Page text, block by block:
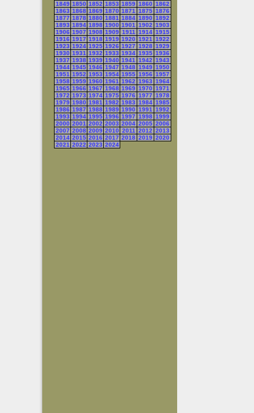
1849 1850 1852 1853 1859 1860 1862
1863 1868 1869 1870 1871 1875 1876
1877 1878 1880 1881 1884 1890 1892
1893 1894 1898 1900 1901 1902 1903
1906 1907 1908 1909 1911 1914 1915
1916 1917 1918 1919 1920 1921
1922
1923 1924 1925 1926 1927 1928 1929
1930 1931 1932 1933 1934 1935 1936
1937 1938 1939 1940 1941 1942 1943
1944 1945 1946 1947 1948 1949 1950
1951 1952 1953 1954 1955 1956 1957
1958 1959 1960 1961 1962 1963 1964
1965 1966 1967 1968 1969 1970 1971
1972 1973 1974 1975 1976 1977 1978
1979 1980 1981 1982 1983 1984 1985
1986 1987 1988 1989 1990 1991
1992
1993 1994 1995 1996 1997 1998 1999
2000 2001 2002 2003 2004 2005 2006
2007 2008 2009 2010 2011 2012 2013
2014 2015 2016 2017 2018 2019 2020
2021 2022 2023 2024